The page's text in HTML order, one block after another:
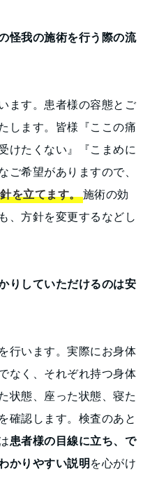
怪我の施術を行う際の流
ます。患者様の容態とご
します。皆様『ここの痛
けたくない』『こまめに
ご希望がありますので、
を立てます。施術の効
、方針を変更するなどし
りしていただけるのは安
行います。実際にお身体
なく、それぞれ持つ身体
状態、座った状態、寝た
確認します。検査のあと
患者様の目線に立ち、で
かりやすい説明を心がけ